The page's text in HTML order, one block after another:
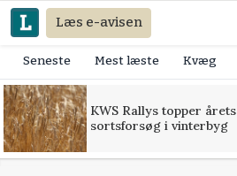
Læs e-avisen
Seneste Mest læste Kvæg
KWS Rallys topper årets
sortsforsøg i vinterbyg